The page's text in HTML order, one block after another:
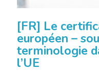
[FR] Le
européen –
terminologie
l’UE